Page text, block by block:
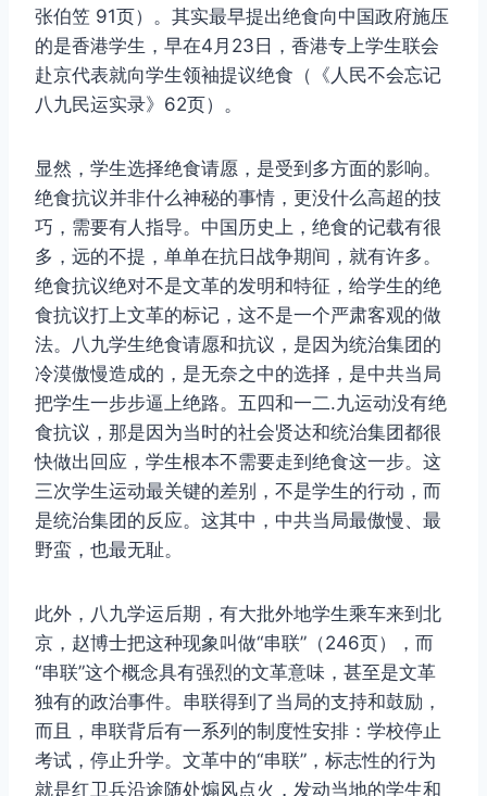
张伯笠 91页）。其实最早提出绝食向中国政府施压
的是香港学生，早在4月23日，香港专上学生联会
赴京代表就向学生领袖提议绝食（《人民不会忘记
八九民运实录》62页）。
显然，学生选择绝食请愿，是受到多方面的影响。
绝食抗议并非什么神秘的事情，更没什么高超的技
巧，需要有人指导。中国历史上，绝食的记载有很
多，远的不提，单单在抗日战争期间，就有许多。
绝食抗议绝对不是文革的发明和特征，给学生的绝
食抗议打上文革的标记，这不是一个严肃客观的做
法。八九学生绝食请愿和抗议，是因为统治集团的
冷漠傲慢造成的，是无奈之中的选择，是中共当局
把学生一步步逼上绝路。五四和一二.九运动没有绝
食抗议，那是因为当时的社会贤达和统治集团都很
快做出回应，学生根本不需要走到绝食这一步。这
三次学生运动最关键的差别，不是学生的行动，而
是统治集团的反应。这其中，中共当局最傲慢、最
野蛮，也最无耻。
此外，八九学运后期，有大批外地学生乘车来到北
京，赵博士把这种现象叫做“串联”（246页），而
“串联”这个概念具有强烈的文革意味，甚至是文革
独有的政治事件。串联得到了当局的支持和鼓励，
而且，串联背后有一系列的制度性安排：学校停止
考试，停止升学。文革中的“串联”，标志性的行为
就是红卫兵沿途随处煽风点火，发动当地的学生和